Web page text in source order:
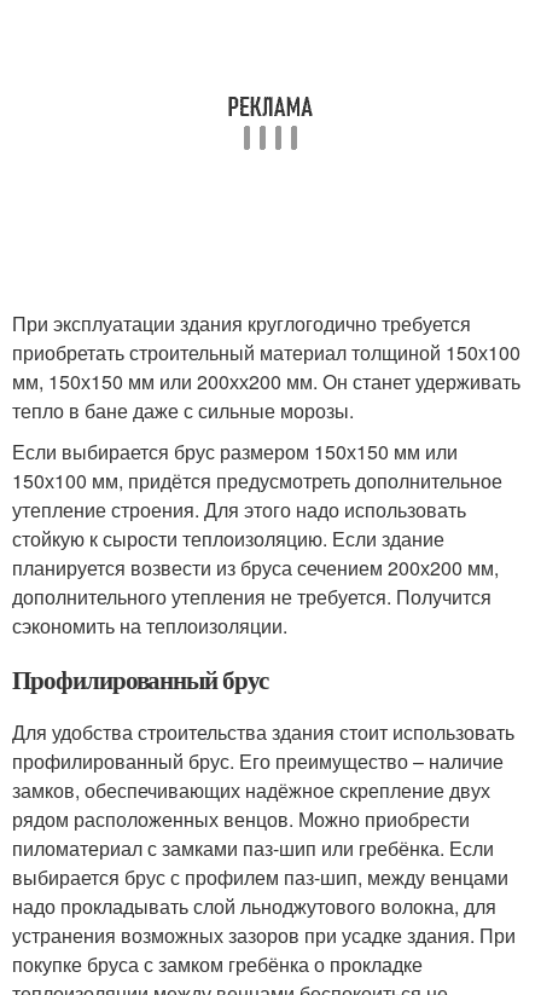
При эксплуатации здания круглогодично требуется
приобретать строительный материал толщиной 150х100
мм, 150х150 мм или 200хх200 мм. Он станет удерживать
тепло в бане даже с сильные морозы.
Если выбирается брус размером 150х150 мм или
150х100 мм, придётся предусмотреть дополнительное
утепление строения. Для этого надо использовать
стойкую к сырости теплоизоляцию. Если здание
планируется возвести из бруса сечением 200х200 мм,
дополнительного утепления не требуется. Получится
сэкономить на теплоизоляции.
Профилированный брус
Для удобства строительства здания стоит использовать
профилированный брус. Его преимущество – наличие
замков, обеспечивающих надёжное скрепление двух
рядом расположенных венцов. Можно приобрести
пиломатериал с замками паз-шип или гребёнка. Если
выбирается брус с профилем паз-шип, между венцами
надо прокладывать слой льноджутового волокна, для
устранения возможных зазоров при усадке здания. При
покупке бруса с замком гребёнка о прокладке